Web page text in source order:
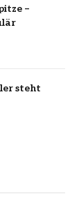
–
steht